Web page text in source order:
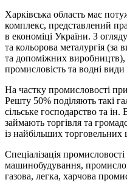
Харківська область має
комплекс, представлений
в економіці України. З
та кольорова металургія
та допоміжних виробництв),
промисловість та водні види
На частку промисловості
Решту 50% поділяють такі
сільське господарство та
займають торгівля та
із найбільших торговельних
Спеціалізація
машинобудування,
газова, легка, харчова